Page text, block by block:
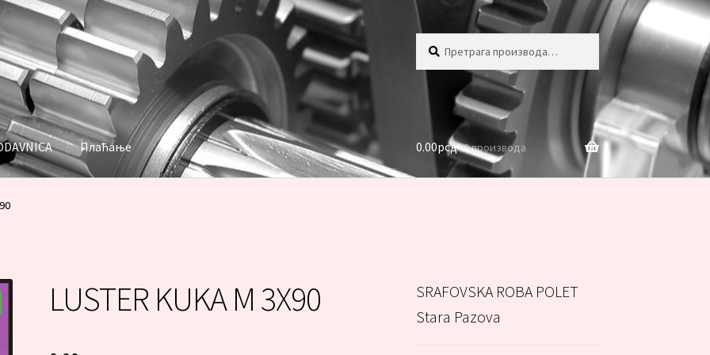
Плаћање 0.00рсд 0 производа
LUSTER KUKA M 3X90
SRAFOVSKA ROBA POLET
Stara Pazova